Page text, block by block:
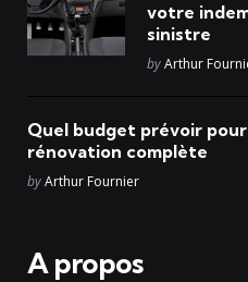
votre
sinistre
Posted
byArthur
Quel budget prévoir
rénovation complète
Posted
byArthur Fournier
A propos